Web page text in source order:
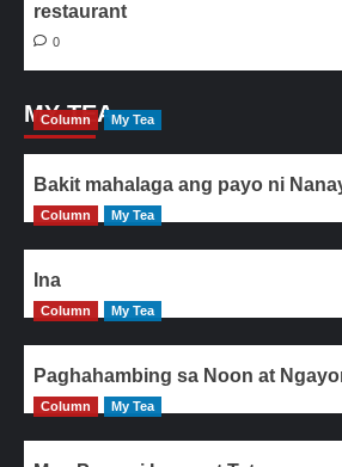
restaurant
0
MY TEA
Column My Tea
Bakit mahalaga ang payo ni
Column My Tea
Ina
Column My Tea
Paghahambing sa Noon at
Column My Tea